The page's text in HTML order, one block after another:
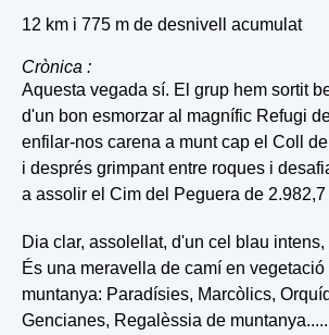
12 km i 775 m de desnivell acumulat
Crònica :
Aquesta vegada sí. El grup hem sortit
d'un bon esmorzar al magnífic Refugi
enfilar-nos carena a munt cap el Coll
i després grimpant entre roques i
a assolir el Cim del Peguera de 2.982,7
Dia clar, assolellat, d'un cel blau
És una meravella de camí en vegetació
muntanya: Paradísies, Marcòlics,
Gencianes, Regalèssia de